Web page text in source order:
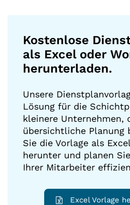
Kostenlose
als Excel oder
herunterladen.
Unsere
Lösung für die
kleinere Unternehmen,
übersichtliche Planung
Sie die Vorlage als
herunter und planen
Ihrer Mitarbeiter
Excel Vorlage